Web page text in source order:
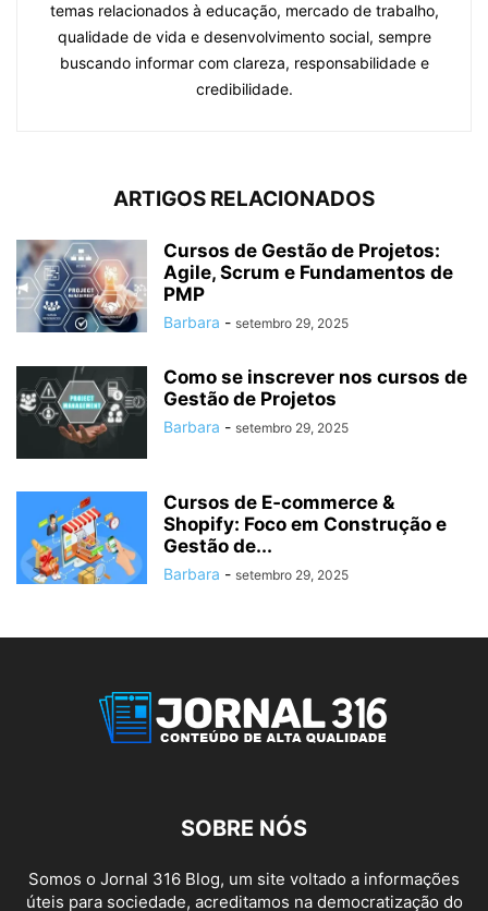
temas relacionados à educação, mercado de trabalho,
qualidade de vida e desenvolvimento social, sempre
buscando informar com clareza, responsabilidade e
credibilidade.
ARTIGOS RELACIONADOS
Cursos de Gestão de Projetos:
Agile, Scrum e Fundamentos de
PMP
Barbara - setembro 29, 2025
Como se inscrever nos cursos de
Gestão de Projetos
Barbara - setembro 29, 2025
Cursos de E‑commerce &
Shopify: Foco em Construção e
Gestão de...
Barbara - setembro 29, 2025
SOBRE NÓS
Somos o Jornal 316 Blog, um site voltado a informações
úteis para sociedade, acreditamos na democratização do